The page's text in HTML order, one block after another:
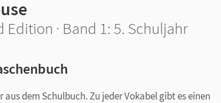
Edition · Band 1: 5. Schuljahr
dem Schulbuch. Zu jeder Vokabel gibt es einen